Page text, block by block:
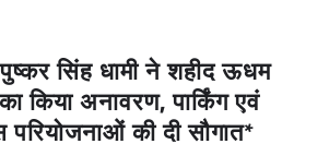
सिंह धामी ने शहीद ऊधम
किया अनावरण, पार्किंग एवं
की दी सौगात*